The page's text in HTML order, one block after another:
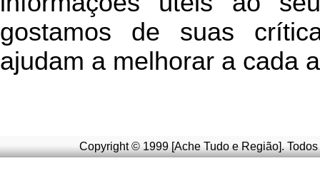
gostamos de suas
ajudam a melhorar a cada
Copyright © 1999 [Ache Tudo e Região].